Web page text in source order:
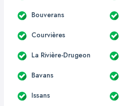
Bouverans
Courvières
La Rivière-Drugeon
Bavans
Issans